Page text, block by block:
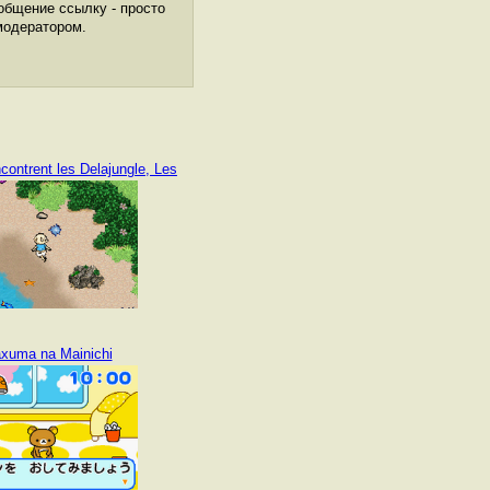
ссылку - просто
les Delajungle, Les
na Mainichi